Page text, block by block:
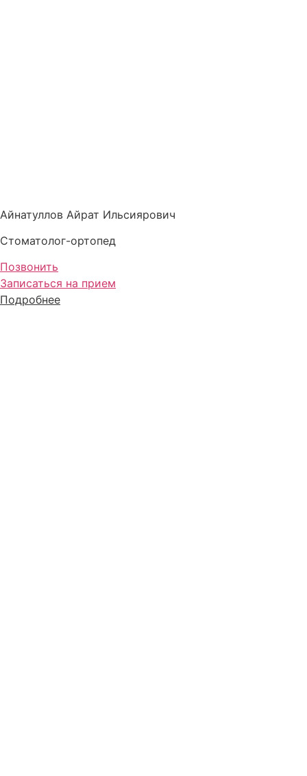
Айнатуллов Айрат Ильсиярович
Стоматолог-ортопед
Позвонить
Записаться на прием
Подробнее